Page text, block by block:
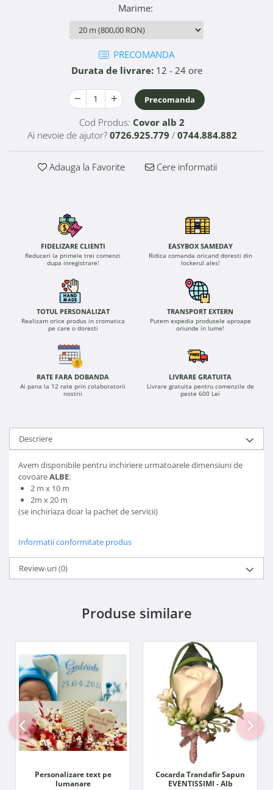
Marime:
PRECOMANDA
Durata de livrare:12 - 24 ore
Precomanda
Cod Produs: Covor alb 2
Ai nevoie de ajutor? 0726.925.779 / 0744.884.882
Adauga la Favorite Cere informatii
FIDELIZARE CLIENTI
Reduceri la primele trei comenzi
dupa inregistrare!
EASYBOX SAMEDAY
Ridica comanda oricand doresti din
lockerul ales!
TOTUL PERSONALIZAT
Realizam orice produs in cromatica
pe care o doresti
TRANSPORT EXTERN
Putem expedia produsele aproape
oriunde in lume!
RATE FARA DOBANDA
Ai pana la 12 rate prin colaboratorii
nostrii
LIVRARE GRATUITA
Livrare gratuita pentru comenzile de
peste 600 Lei
Descriere
Avem disponibile pentru inchiriere urmatoarele dimensiuni de
covoareALBE:
2 m x 10 m
2m x 20 m
(se inchiriaza doar la pachet de servicii)
Informatii conformitate produs
Review-uri(0)
Produse similare
Personalizare text pe
lumanare
Cocarda Trandafir Sapun
EVENTISSIMI - Alb